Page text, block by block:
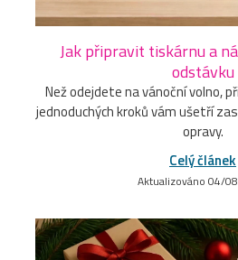
Jak připravit tiskárnu a
odstávku
Než odejdete na vánoční volno,
jednoduchých kroků vám ušetří
opravy.
Celý článek
Aktualizováno 04/